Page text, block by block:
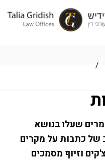
/
שעלו בנושא
של כתבות על מקרים
וזיוף מסמכים